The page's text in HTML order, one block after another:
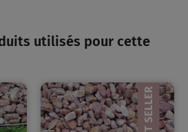
utilisés pour cette